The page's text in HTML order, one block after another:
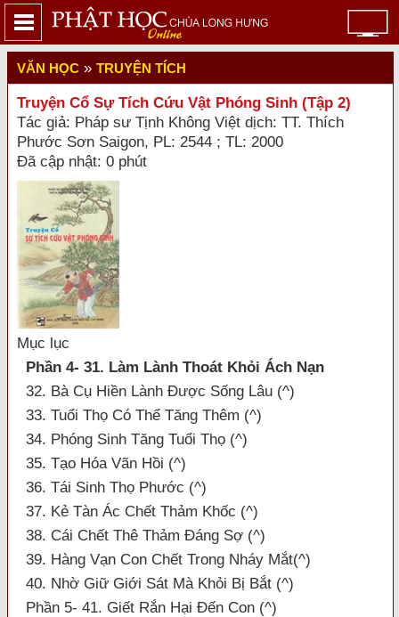
VĂN HỌC » TRUYỆN TÍCH
Truyện Cổ Sự Tích Cứu Vật Phóng Sinh (Tập 2)
Tác giả: Pháp sư Tịnh Không Việt dịch: TT. Thích
Phước Sơn Saigon, PL: 2544 ; TL: 2000
Đã cập nhật: 0 phút
Mục lục
Phần 4- 31. Làm Lành Thoát Khỏi Ách Nạn
32. Bà Cụ Hiền Lành Được Sống Lâu (^)
33. Tuổi Thọ Có Thể Tăng Thêm (^)
34. Phóng Sinh Tăng Tuổi Thọ (^)
35. Tạo Hóa Vãn Hồi (^)
36. Tái Sinh Thọ Phước (^)
37. Kẻ Tàn Ác Chết Thảm Khốc (^)
38. Cái Chết Thê Thảm Đáng Sợ (^)
39. Hàng Vạn Con Chết Trong Nháy Mắt(^)
40. Nhờ Giữ Giới Sát Mà Khỏi Bị Bắt (^)
Phần 5- 41. Giết Rắn Hại Đến Con (^)